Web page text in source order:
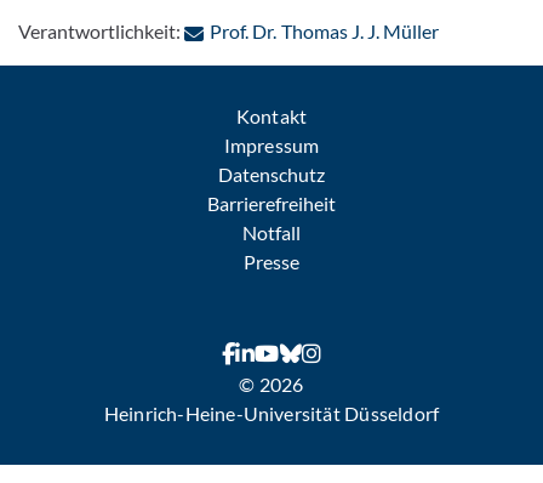
Verantwortlichkeit: Prof. Dr. Thomas J. J. Müller: Per E-Mail
Kontakt
Impressum
Datenschutz
Barrierefreiheit
Notfall
Presse
© 2026
Heinrich-Heine-Universität Düsseldorf